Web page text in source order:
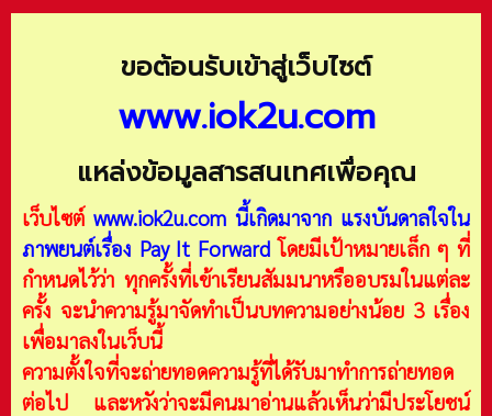
ขอต้อนรับเข้าสู่เว็บไซต์
www.iok2u.com
แหล่งข้อมูลสารสนเทศเพื่อคุณ
เว็บไซต์ www.iok2u.com นี้เกิดมาจาก แรงบันดาลใจใน
ภาพยนต์เรื่อง Pay It Forward โดยมีเป้าหมายเล็ก ๆ ที่
กำหนดไว้ว่า ทุกครั้งที่เข้าเรียนสัมมนาหรืออบรมในแต่ละ
ครั้ง จะนำความรู้มาจัดทำเป็นบทความอย่างน้อย 3 เรื่อง
เพื่อมาลงในเว็บนี้
ความตั้งใจที่จะถ่ายทอดความรู้ที่ได้รับมาทำการถ่ายทอด
ต่อไป และหวังว่าจะมีคนมาอ่านแล้วเห็นว่ามีประโยชน์